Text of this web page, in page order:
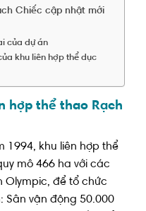
Chiếc cập nhật mới
của dự án
khu liên hợp thể dục
hợp thể thao Rạch
1994, khu liên hợp thể
mô 466 ha với các
Olympic, để tổ chức
Sân vận động 50.000